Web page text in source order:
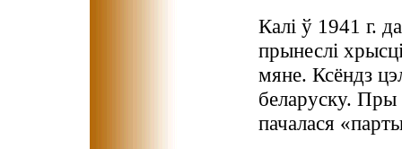
Калі ў 1941 г.
прынеслі
мяне. Ксёндз
беларуску.
пачалася